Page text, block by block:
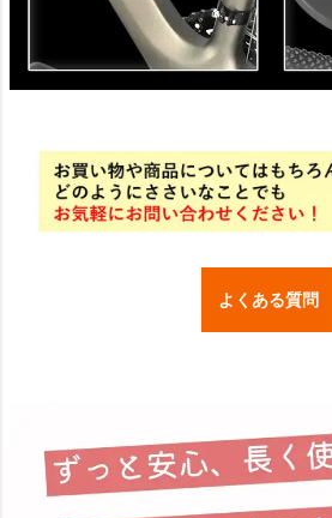
よくある質問